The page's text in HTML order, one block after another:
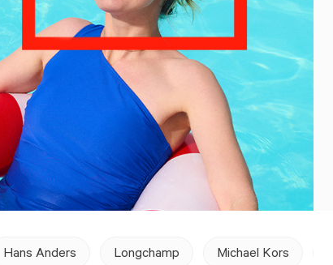
Hans Anders Longchamp Michael Kors